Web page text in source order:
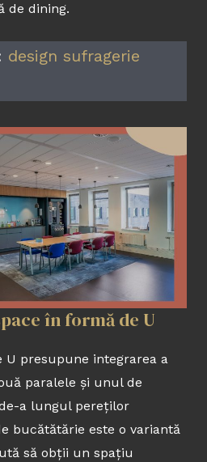
de dining.
design sufragerie
în formă de U
presupune integrarea a
paralele și unul de
a lungul pereților
bucătătărie este o variantă
să obții un spațiu